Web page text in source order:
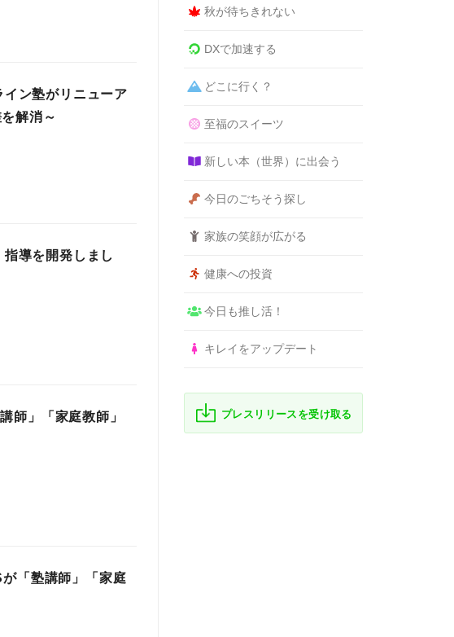
イン塾がリニューア
解消～
導を開発しまし
師」「家庭教師」
「塾講師」「家庭
秋が待ちきれない
DXで加速する
どこに行く？
至福のスイーツ
新しい本（世界）に出会う
今日のごちそう探し
家族の笑顔が広がる
健康への投資
今日も推し活！
キレイをアップデート
プレスリリースを受け取る